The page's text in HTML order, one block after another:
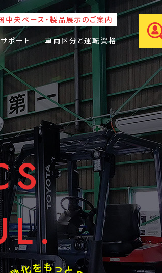
中央ベース・製品展示のご案内
ポート 車両区分と運転資格